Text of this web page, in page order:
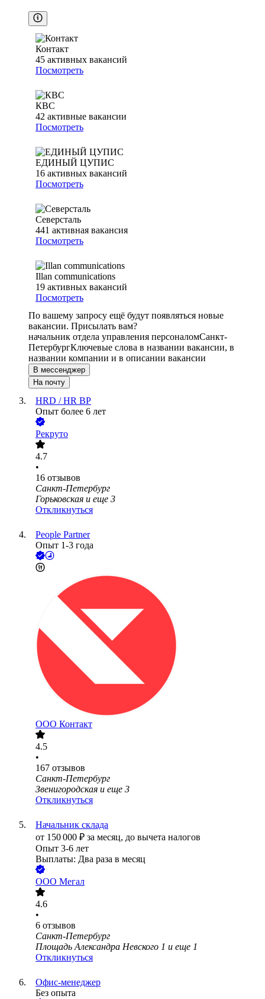
Контакт
45 активных вакансий
Посмотреть
КВС
42 активные вакансии
Посмотреть
ЕДИНЫЙ ЦУПИС
16 активных вакансий
Посмотреть
Северсталь
441 активная вакансия
Посмотреть
Illan communications
19 активных вакансий
Посмотреть
По вашему запросу ещё будут появляться новые
вакансии. Присылать вам?
начальник отдела управления персоналомСанкт-
ПетербургКлючевые слова в названии вакансии, в
названии компании и в описании вакансии
В мессенджер
На почту
HRD / HR BP
Опыт более 6 лет
Рекруто
4.7
•
16 отзывов
Санкт-Петербург
Горьковская и еще 3
Откликнуться
People Partner
Опыт 1-3 года
ООО Контакт
4.5
•
167 отзывов
Санкт-Петербург
Звенигородская и еще 3
Откликнуться
Начальник склада
от 150 000 ₽ за месяц, до вычета налогов
Опыт 3-6 лет
Выплаты: Два раза в месяц
ООО Мегал
4.6
•
6 отзывов
Санкт-Петербург
Площадь Александра Невского 1 и еще 1
Откликнуться
Офис-менеджер
Без опыта